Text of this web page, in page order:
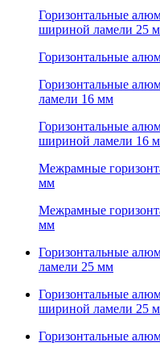
Горизонтальные
шириной ламели 25
Горизонтальные
Горизонтальные
ламели 16 мм
Горизонтальные
шириной ламели 16
Межрамные
мм
Межрамные
мм
Горизонтальные
ламели 25 мм
Горизонтальные
шириной ламели 25
Горизонтальные